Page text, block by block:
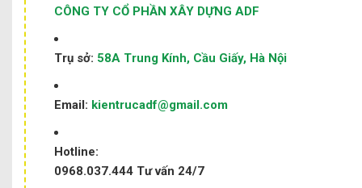
CÔNG TY CỔ PHẦN XÂY DỰNG ADF
Trụ sở: 58A Trung Kính, Cầu Giấy, Hà Nội
Email: kientrucadf@gmail.com
Hotline:
0968.037.444 Tư vấn 24/7